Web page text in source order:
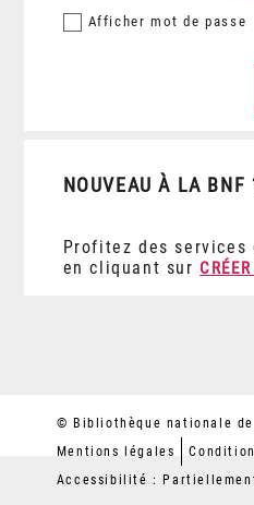
Afficher mot de passe
NOUVEAU À LA BNF
Profitez des
en cliquant sur
© Bibliothèque nationale de
Mentions légales
Accessibilité :